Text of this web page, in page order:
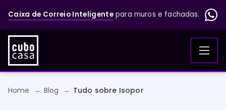
Caixa de Correio Inteligentepara muros e fachadas.
Home Blog Tudo sobre Isopor